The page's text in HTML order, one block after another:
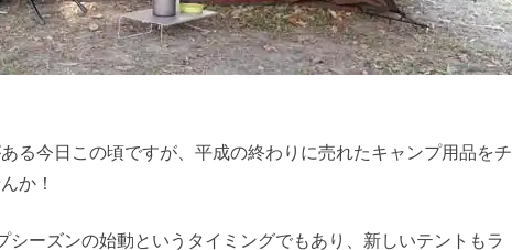
る今日この頃ですが、平成の終わりに売れたキャンプ用品をチ
か！
シーズンの始動というタイミングでもあり、新しいテントもラ